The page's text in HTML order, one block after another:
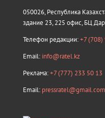
050026, Республика
здание 23, 225 офис, БЦ
Телефон редакции:+7
Email: info@ratel.kz
Реклама:+7 (777) 233 50 13
Email: pressratel@gmail.com